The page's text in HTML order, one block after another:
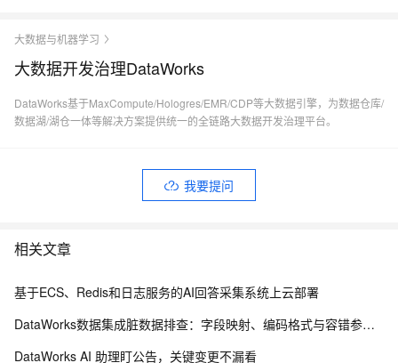
大数据与机器学习
大数据开发治理DataWorks
DataWorks基于MaxCompute/Hologres/EMR/CDP等大数据引擎，为数据仓库/
数据湖/湖仓一体等解决方案提供统一的全链路大数据开发治理平台。
我要提问
相关文章
基于ECS、Redis和日志服务的AI回答采集系统上云部署
DataWorks数据集成脏数据排查：字段映射、编码格式与容错参数指南
DataWorks AI 助理盯公告，关键变更不漏看